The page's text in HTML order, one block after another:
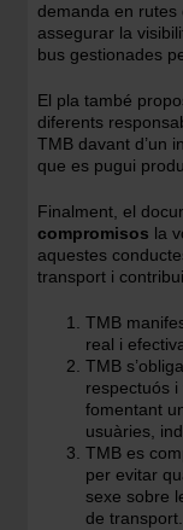
demanda en rutes
assegurar la
bus gestionades
El pla també
diferents
TMB davant d’un
que es pugui
Finalment, el
compromisos la
aquestes
transport i
TMB
real i
TMB
respectuós
fomentant
usuàries,
TMB es
per evitar
sexe sobre
de transport.